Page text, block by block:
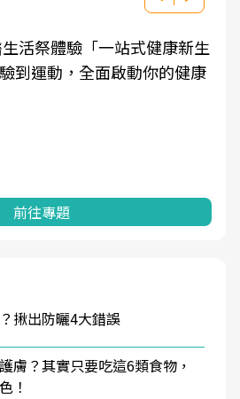
活祭體驗「一站式健康新生
到運動，全面啟動你的健康
前往專題
揪出防曬4大錯誤
膚？其實只要吃這6類食物，
！